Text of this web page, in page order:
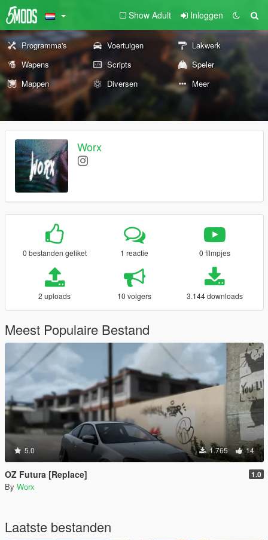
Show Adult Inloggen
Programma's Voertuigen
Lakwerk
Wapens
Scripts
Speler
Mappen
Diversen Meer
Worx
0 bestanden geliket 1 reactie 0 filmpjes
2 uploads 10 volgers 3.144 downloads
Meest Populaire Bestand
5.0 1.765 14
OZ Futura [Replace] 1.0
By Worx
Laatste bestanden